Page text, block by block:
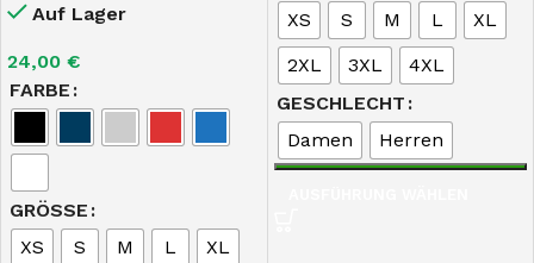
Auf Lager
24,00 €
FARBE
GRÖSSE
XS
S M L
XL
XS
S M L
XL
2XL
3XL
4XL
GESCHLECHT
Damen
Herren